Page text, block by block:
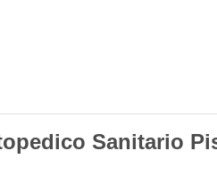
Sanitario